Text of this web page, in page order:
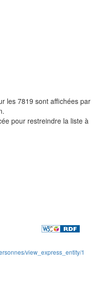
les 7819 sont affichées par
pour restreindre la liste à
view_express_entity/1